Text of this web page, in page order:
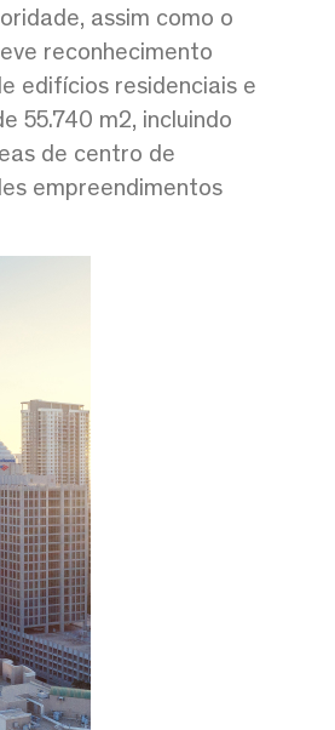
assim como o
reconhecimento
edifícios residenciais e
55.740 m2, incluindo
de centro de
empreendimentos